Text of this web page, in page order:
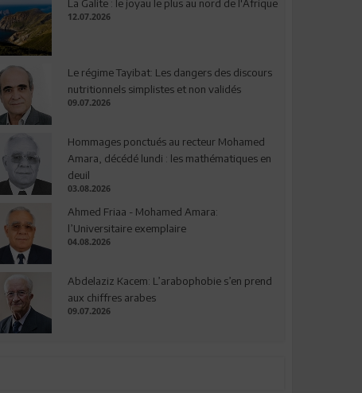
La Galite : le joyau le plus au nord de l'Afrique
12.07.2026
Le régime Tayibat: Les dangers des discours
nutritionnels simplistes et non validés
09.07.2026
Hommages ponctués au recteur Mohamed
Amara, décédé lundi : les mathématiques en
deuil
03.08.2026
Ahmed Friaa - Mohamed Amara:
l’Universitaire exemplaire
04.08.2026
Abdelaziz Kacem: L’arabophobie s’en prend
aux chiffres arabes
09.07.2026